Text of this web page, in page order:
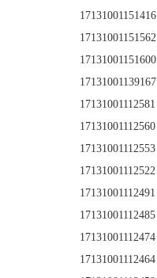
17131001151416
17131001151562
17131001151600
17131001139167
17131001112581
17131001112560
17131001112553
17131001112522
17131001112491
17131001112485
17131001112474
17131001112464